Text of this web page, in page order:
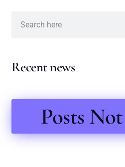
Recent news
Posts